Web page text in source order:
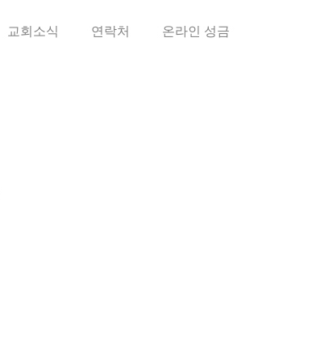
교회소식 연락처 온라인 성금